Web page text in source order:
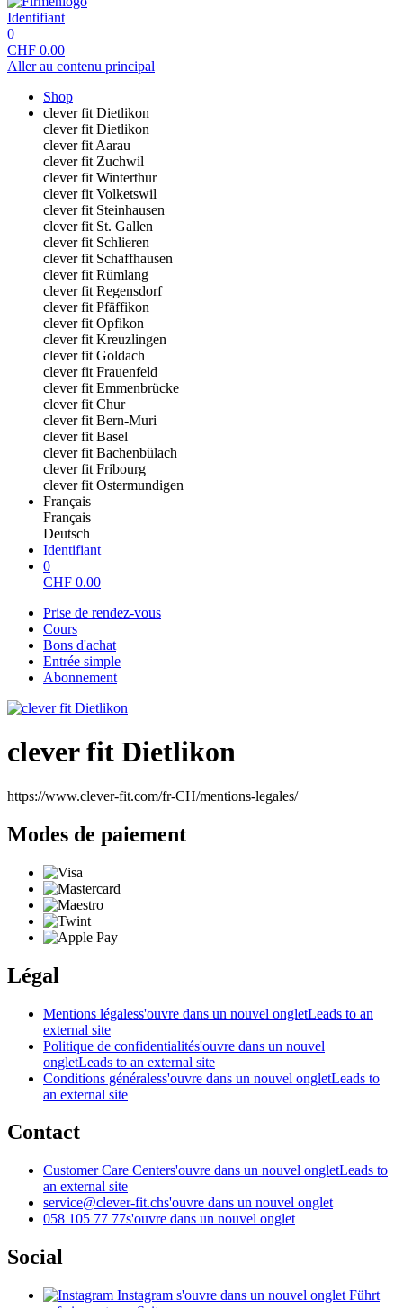
Identifiant
0
CHF 0.00
Aller au contenu principal
Shop
clever fit Dietlikon
clever fit Dietlikon
clever fit Aarau
clever fit Zuchwil
clever fit Winterthur
clever fit Volketswil
clever fit Steinhausen
clever fit St. Gallen
clever fit Schlieren
clever fit Schaffhausen
clever fit Rümlang
clever fit Regensdorf
clever fit Pfäffikon
clever fit Opfikon
clever fit Kreuzlingen
clever fit Goldach
clever fit Frauenfeld
clever fit Emmenbrücke
clever fit Chur
clever fit Bern-Muri
clever fit Basel
clever fit Bachenbülach
clever fit Fribourg
clever fit Ostermundigen
Français
Français
Deutsch
Identifiant
0
CHF 0.00
Prise de rendez-vous
Cours
Bons d'achat
Entrée simple
Abonnement
clever fit Dietlikon
https://www.clever-fit.com/fr-CH/mentions-legales/
Modes de paiement
Légal
Mentions légaless'ouvre dans un nouvel ongletLeads to an
external site
Politique de confidentialités'ouvre dans un nouvel
ongletLeads to an external site
Conditions généraless'ouvre dans un nouvel ongletLeads to
an external site
Contact
Customer Care Centers'ouvre dans un nouvel ongletLeads to
an external site
service@clever-fit.chs'ouvre dans un nouvel onglet
058 105 77 77s'ouvre dans un nouvel onglet
Social
Instagram s'ouvre dans un nouvel onglet Führt